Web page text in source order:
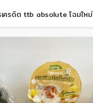
ครดิต ttb absolute โฉมใหม่